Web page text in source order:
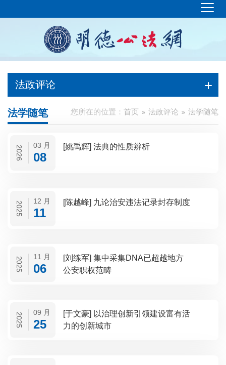
法政评论
您所在的位置： 首页 法政评论 法学随笔
法学随笔
2026 03 月
08
[姚禹辉] 法典的性质辨析
2025 12 月
11
[陈越峰] 九论治安违法记录封存制度
2025 11 月
06
[刘练军] 集中采集DNA已超越地方
公安职权范畴
2025 09 月
25
[于文豪] 以治理创新引领建设富有活
力的创新城市